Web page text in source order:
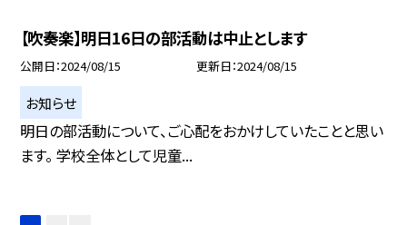
【吹奏楽】明日16日の部活動は中止とします
公開日 2024/08/15 更新日 2024/08/15
お知らせ
明日の部活動について、ご心配をおかけしていたことと思い
ます。 学校全体として児童...